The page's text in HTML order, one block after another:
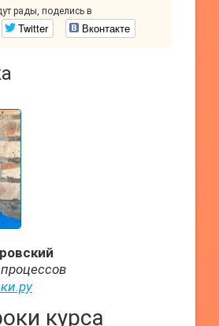
рады, поделись в
Twitter Вконтакте
курса